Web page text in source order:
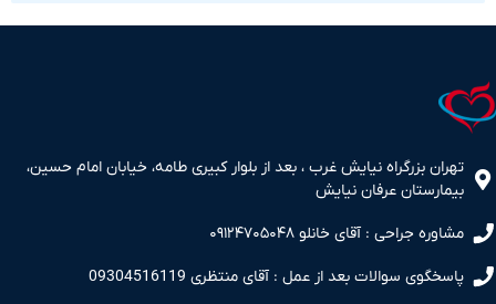
بزرگراه نیایش غرب ، بعد از بلوار کبیری طامه، خیابان امام حسین،
عرفان نیایش
جراحی : آقای خانلو ۰۹۱۲۴۷۰۵۰۴۸
سوالات بعد از عمل : آقای منتظری 09304516119